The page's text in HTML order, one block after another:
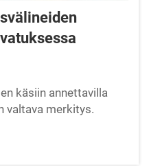
käsiin annettavilla
valtava merkitys.
lisämateriaalia
ensisijaisia välineitä,
rakentavat...